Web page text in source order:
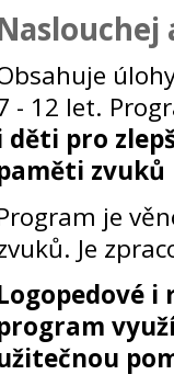
- 12 let.
děti pro
je
Je